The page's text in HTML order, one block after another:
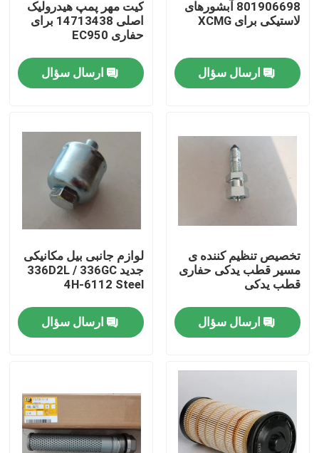
محصولات
درباره ما
کنترل کیفیت
با ما تماس بگیرید
درخواست نقل قول
قطعات یدکی بیل مکانیکی
801906698 آبشورهای
لاستیکی برای XCMG
ارسال سؤال
کیت مهر پمپ هیدرولیک
اصلی 14713438 برای
حفاری EC950
ارسال سؤال
تخصیص تنظیم کننده ی
مسیر قطب یدکی حفاری
قطب یدکی
ارسال سؤال
لوازم جانبی بیل مکانیکی
جدید 336D2L / 336GC
4H-6112 Steel
ارسال سؤال